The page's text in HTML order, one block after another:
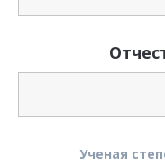
Ученая